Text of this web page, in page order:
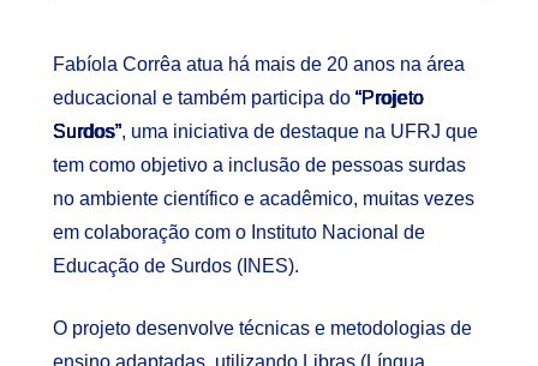
Fabíola Corrêa atua há mais de 20 anos na área
educacional e também participa do “Projeto
Surdos”, uma iniciativa de destaque na UFRJ que
tem como objetivo a inclusão de pessoas surdas
no ambiente científico e acadêmico, muitas vezes
em colaboração com o Instituto Nacional de
Educação de Surdos (INES).
O projeto desenvolve técnicas e metodologias de
ensino adaptadas, utilizando Libras (Língua